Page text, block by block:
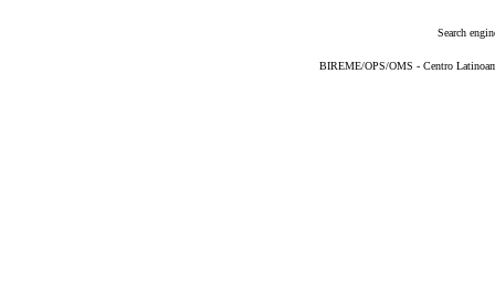
Search
BIREME/OPS/OMS - Centro